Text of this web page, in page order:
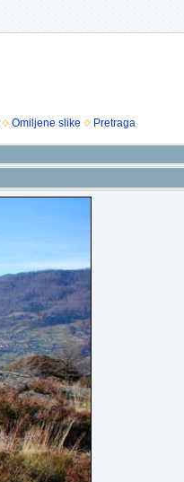
Omiljene slike Pretraga